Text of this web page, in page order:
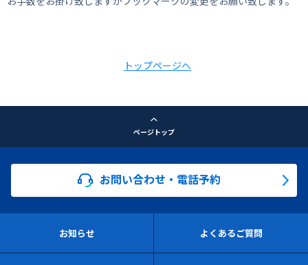
トップページへ
ページトップ
お問い合わせ・電話予約
お知らせ よくあるご質問